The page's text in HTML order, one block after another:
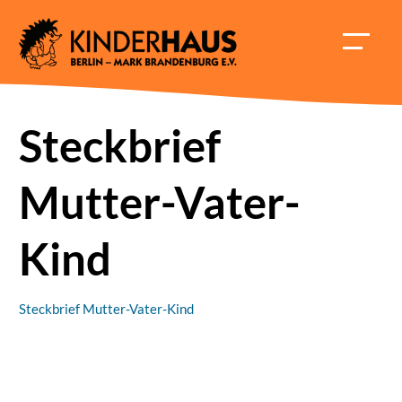
content
ÖFFNEN
Steckbrief
Mutter-Vater-
Kind
Steckbrief Mutter-Vater-Kind